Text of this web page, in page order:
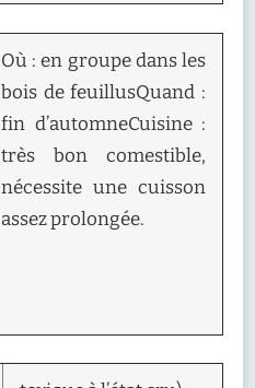
Où : en groupe dans les
bois de feuillusQuand :
fin d’automneCuisine :
très bon comestible,
nécessite une cuisson
assez prolongée.